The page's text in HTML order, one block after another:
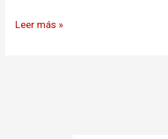
Leer más »